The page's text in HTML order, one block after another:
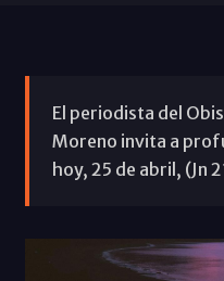
El periodista del
Moreno invita a
hoy, 25 de abril, (Jn